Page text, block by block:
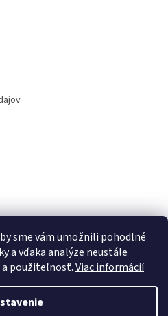
sme vám umožnili pohodlné
a vďaka analýze neustále
a použiteľnosť.Viac informácií
Shoptet